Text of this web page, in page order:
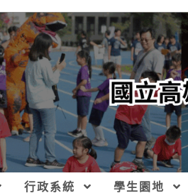
行政系統 學生園地